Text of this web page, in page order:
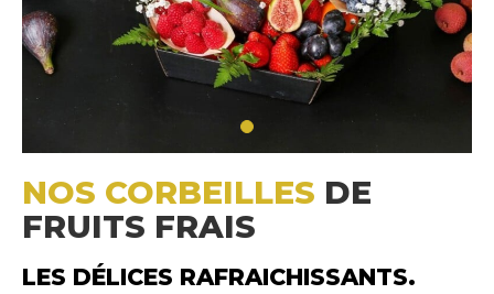
NOS CORBEILLES DE
FRUITS FRAIS
LES DÉLICES RAFRAICHISSANTS.